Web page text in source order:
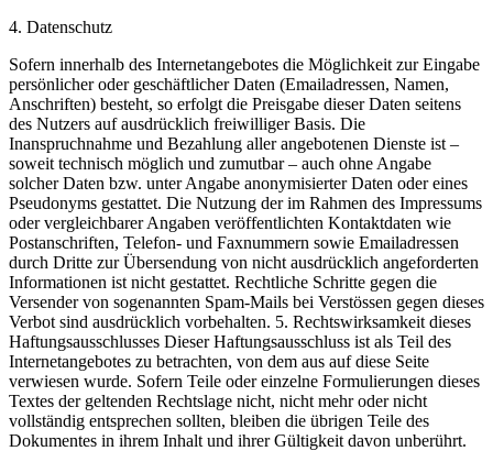
4. Datenschutz
Sofern innerhalb des Internetangebotes die Möglichkeit zur Eingabe
persönlicher oder geschäftlicher Daten (Emailadressen, Namen,
Anschriften) besteht, so erfolgt die Preisgabe dieser Daten seitens
des Nutzers auf ausdrücklich freiwilliger Basis. Die
Inanspruchnahme und Bezahlung aller angebotenen Dienste ist –
soweit technisch möglich und zumutbar – auch ohne Angabe
solcher Daten bzw. unter Angabe anonymisierter Daten oder eines
Pseudonyms gestattet. Die Nutzung der im Rahmen des Impressums
oder vergleichbarer Angaben veröffentlichten Kontaktdaten wie
Postanschriften, Telefon- und Faxnummern sowie Emailadressen
durch Dritte zur Übersendung von nicht ausdrücklich angeforderten
Informationen ist nicht gestattet. Rechtliche Schritte gegen die
Versender von sogenannten Spam-Mails bei Verstössen gegen dieses
Verbot sind ausdrücklich vorbehalten. 5. Rechtswirksamkeit dieses
Haftungsausschlusses Dieser Haftungsausschluss ist als Teil des
Internetangebotes zu betrachten, von dem aus auf diese Seite
verwiesen wurde. Sofern Teile oder einzelne Formulierungen dieses
Textes der geltenden Rechtslage nicht, nicht mehr oder nicht
vollständig entsprechen sollten, bleiben die übrigen Teile des
Dokumentes in ihrem Inhalt und ihrer Gültigkeit davon unberührt.